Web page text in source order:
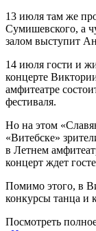
13 июля там же
Сумишевского, а
залом выступит
14 июля гости и
концерте
амфитеатре
фестиваля.
Но на этом
«Витебске»
в Летнем
концерт ждет
Помимо этого, в
конкурсы танца и
Посмотреть